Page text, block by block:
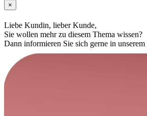
×
Liebe Kundin, lieber Kunde,
Sie wollen mehr zu diesem Thema wissen?
Dann informieren Sie sich gerne in unserem